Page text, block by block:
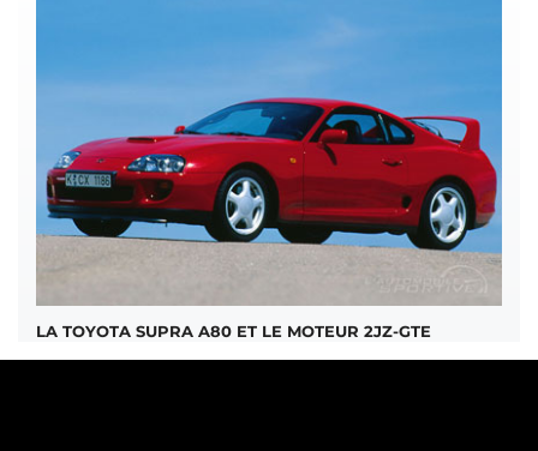
LA TOYOTA SUPRA A80 ET LE MOTEUR 2JZ-GTE